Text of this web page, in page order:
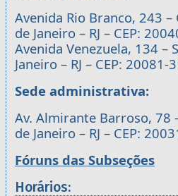
Avenida Rio Branco, 243 –
de Janeiro – RJ – CEP:
Avenida Venezuela, 134 –
Janeiro – RJ – CEP: 20081-
Sede administrativa:
Av. Almirante Barroso, 78
de Janeiro – RJ – CEP:
Fóruns das Subseções
Horários: